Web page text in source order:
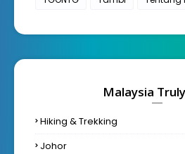
Malaysia
Hiking & Trekking
Johor